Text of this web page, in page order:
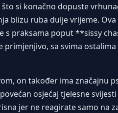
si konačno dopuste
blizu ruba dulje vrijeme. Ova
s praksama poput **sissy
sa svima ostalima
on također ima značajnu
osjećaj tjelesne svijesti
jer ne reagirate samo na